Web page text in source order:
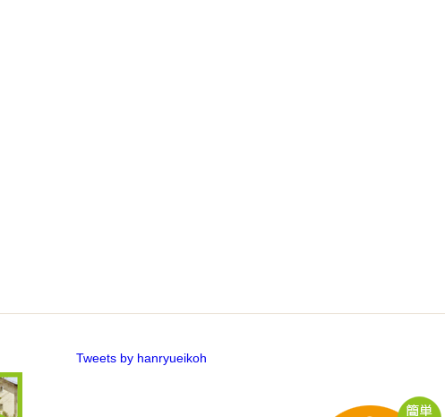
Tweets by hanryueikoh